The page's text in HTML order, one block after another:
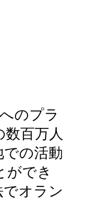
のプラ
百万人
の活動
ができ
オラン